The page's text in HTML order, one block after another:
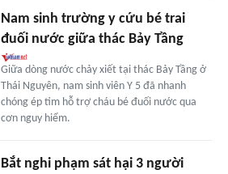
Nam sinh trường y cứu bé trai
đuối nước giữa thác Bảy Tầng
Giữa dòng nước chảy xiết tại thác Bảy Tầng ở
Thái Nguyên, nam sinh viên Y 5 đã nhanh
chóng ép tim hỗ trợ cháu bé đuối nước qua
cơn nguy hiểm.
Bắt nghi phạm sát hại 3 người